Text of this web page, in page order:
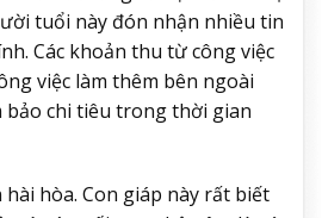
tuổi này đón nhận nhiều tin
Các khoản thu từ công việc
việc làm thêm bên ngoài
bảo chi tiêu trong thời gian
hòa. Con giáp này rất biết